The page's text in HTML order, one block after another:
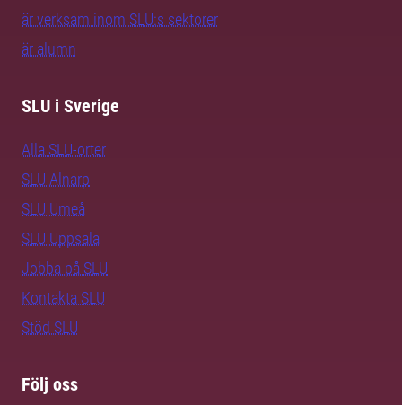
är verksam inom SLU:s sektorer
är alumn
SLU i Sverige
Alla SLU-orter
SLU Alnarp
SLU Umeå
SLU Uppsala
Jobba på SLU
Kontakta SLU
Stöd SLU
Följ oss